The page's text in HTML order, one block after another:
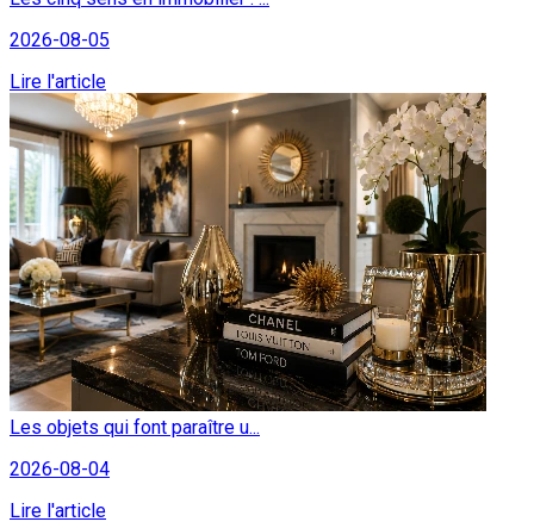
2026-08-05
Lire l'article
Les objets qui font paraître u...
2026-08-04
Lire l'article